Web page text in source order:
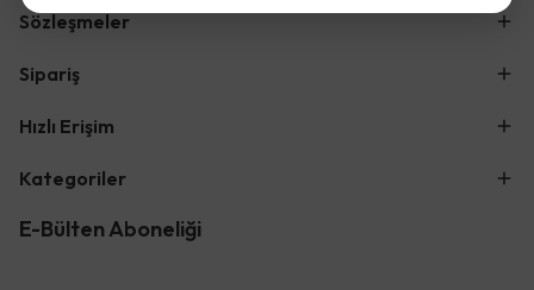
Sözleşmeler
Sipariş
Hızlı Erişim
Kategoriler
E-Bülten Aboneliği